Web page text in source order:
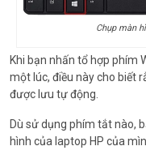
Chụp màn
Khi bạn nhấn tổ hợp phím
một lúc, điều này cho biết
được lưu tự động.
Dù sử dụng phím tắt nào,
hình của laptop HP của